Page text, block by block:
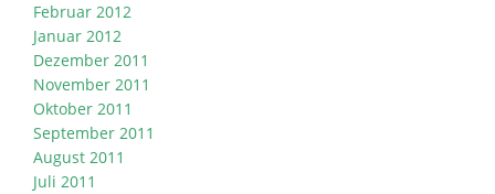
Februar 2012
Januar 2012
Dezember 2011
November 2011
Oktober 2011
September 2011
August 2011
Juli 2011